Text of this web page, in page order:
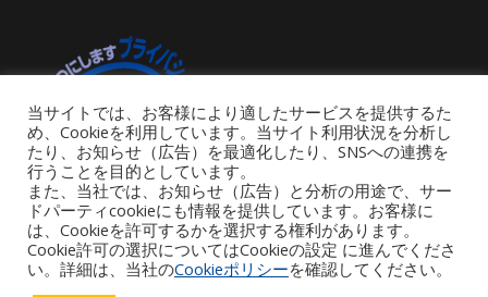
当サイトでは、お客様により適したサービスを提供するた
め、Cookieを利用しています。当サイト利用状況を分析し
たり、お知らせ（広告）を最適化したり、SNSへの連携を
行うことを目的としています。
また、当社では、お知らせ（広告）と分析の用途で、サー
ドパーティcookieにも情報を提供しています。お客様に
は、Cookieを許可するかを選択する権利があります。
Cookie許可の選択についてはCookieの設定 に進んでくださ
い。詳細は、当社のCookieポリシーを確認してください。